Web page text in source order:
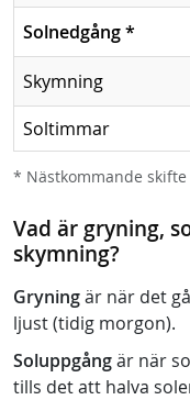
Solnedgång*
Skymning
Soltimmar
* Nästkommande
Vad är gryning,
skymning?
Gryningär när det
ljust (tidig morgon).
Soluppgångär när
tills det att halva